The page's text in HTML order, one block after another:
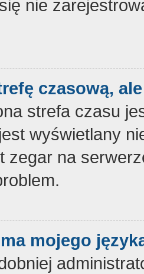
nie
czasową,
strefa czasu
wyświetlany
zegar na
mojego